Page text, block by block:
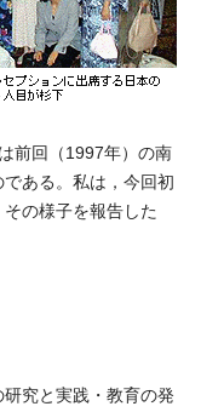
前回（1997年）の南
ある。私は，今回初
の様子を報告した
究と実践・教育の発